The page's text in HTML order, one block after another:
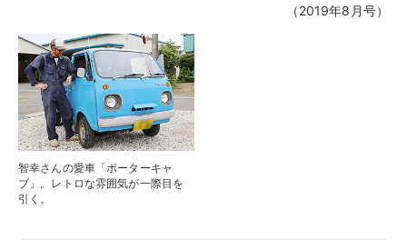
（2019年8月号）
智幸さんの愛車「ポーターキャ
ブ」。レトロな雰囲気が一際目を
引く。